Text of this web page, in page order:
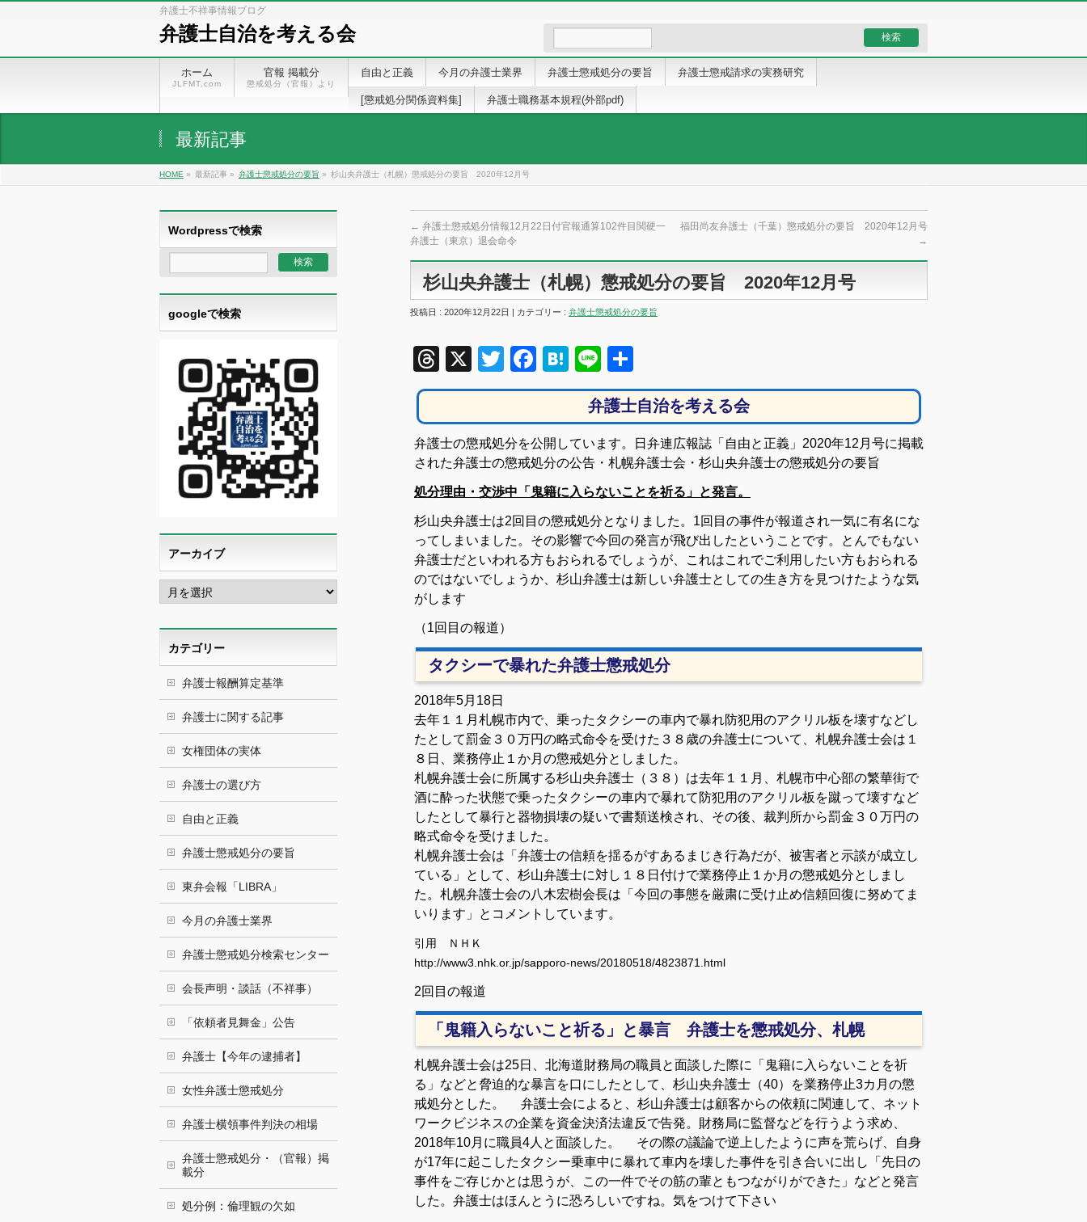
弁護士不祥事情報ブログ
弁護士自治を考える会
ホーム
JLFMT.com
官報 掲載分
懲戒処分（官報）より
自由と正義 今月の弁護士業界 弁護士懲戒処分の要旨 弁護士懲戒請求の実務研究
[懲戒処分関係資料集] 弁護士職務基本規程(外部pdf)
最新記事
HOME » 最新記事 » 弁護士懲戒処分の要旨 » 杉山央弁護士（札幌）懲戒処分の要旨 2020年12月号
← 弁護士懲戒処分情報12月22日付官報通算102件目関硬一
弁護士（東京）退会命令
福田尚友弁護士（千葉）懲戒処分の要旨 2020年12月号
→
杉山央弁護士（札幌）懲戒処分の要旨 2020年12月号
投稿日 : 2020年12月22日 | カテゴリー : 弁護士懲戒処分の要旨
Threads
X TwitterFacebook
Hatena
Line
有
弁護士自治を考える会
弁護士の懲戒処分を公開しています。日弁連広報誌「自由と正義」2020年12月号に掲載
された弁護士の懲戒処分の公告・札幌弁護士会・杉山央弁護士の懲戒処分の要旨
処分理由・交渉中「鬼籍に入らないことを祈る」と発言。
杉山央弁護士は2回目の懲戒処分となりました。1回目の事件が報道され一気に有名にな
ってしまいました。その影響で今回の発言が飛び出したということです。とんでもない
弁護士だといわれる方もおられるでしょうが、これはこれでご利用したい方もおられる
のではないでしょうか、杉山弁護士は新しい弁護士としての生き方を見つけたような気
がします
（1回目の報道）
タクシーで暴れた弁護士懲戒処分
2018年5月18日
去年１１月札幌市内で、乗ったタクシーの車内で暴れ防犯用のアクリル板を壊すなどし
たとして罰金３０万円の略式命令を受けた３８歳の弁護士について、札幌弁護士会は１
８日、業務停止１か月の懲戒処分としました。
札幌弁護士会に所属する杉山央弁護士（３８）は去年１１月、札幌市中心部の繁華街で
酒に酔った状態で乗ったタクシーの車内で暴れて防犯用のアクリル板を蹴って壊すなど
したとして暴行と器物損壊の疑いで書類送検され、その後、裁判所から罰金３０万円の
略式命令を受けました。
札幌弁護士会は「弁護士の信頼を揺るがすあるまじき行為だが、被害者と示談が成立し
ている」として、杉山弁護士に対し１８日付けで業務停止１か月の懲戒処分としまし
た。札幌弁護士会の八木宏樹会長は「今回の事態を厳粛に受け止め信頼回復に努めてま
いります」とコメントしています。
引用 ＮＨＫ
http://www3.nhk.or.jp/sapporo-news/20180518/4823871.html
2回目の報道
「鬼籍入らないこと祈る」と暴言 弁護士を懲戒処分、札幌
札幌弁護士会は25日、北海道財務局の職員と面談した際に「鬼籍に入らないことを祈
る」などと脅迫的な暴言を口にしたとして、杉山央弁護士（40）を業務停止3カ月の懲
戒処分とした。 弁護士会によると、杉山弁護士は顧客からの依頼に関連して、ネット
ワークビジネスの企業を資金決済法違反で告発。財務局に監督などを行うよう求め、
2018年10月に職員4人と面談した。 その際の議論で逆上したように声を荒らげ、自身
が17年に起こしたタクシー乗車中に暴れて車内を壊した事件を引き合いに出し「先日の
事件をご存じかとは思うが、この一件でその筋の輩ともつながりができた」などと発言
した。弁護士はほんとうに恐ろしいですね。気をつけて下さい
Wordpressで検索
googleで検索
アーカイブ
ア
ー
イ
ブカテゴリー
弁護士報酬算定基準
弁護士に関する記事
女権団体の実体
弁護士の選び方
自由と正義
弁護士懲戒処分の要旨
東弁会報「LIBRA」
今月の弁護士業界
弁護士懲戒処分検索センター
会長声明・談話（不祥事）
「依頼者見舞金」公告
弁護士【今年の逮捕者】
女性弁護士懲戒処分
弁護士横領事件判決の相場
弁護士懲戒処分・（官報）掲
載分
処分例：倫理観の欠如